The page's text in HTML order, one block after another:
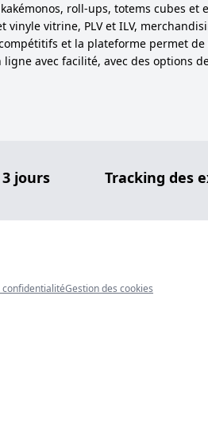
roll-ups, totems cubes et
vinyle vitrine, PLV et ILV,
et la plateforme permet
avec facilité, avec des options
jours Tracking des
confidentialitéGestion des cookies